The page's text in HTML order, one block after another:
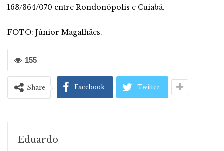
163/364/070 entre Rondonópolis e Cuiabá.
FOTO: Júnior Magalhães.
155
Share Facebook Twitter
Eduardo